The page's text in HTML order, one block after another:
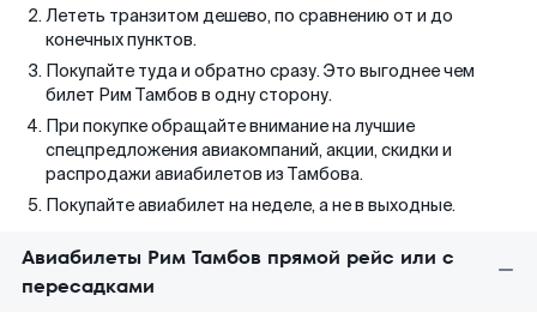
Лететь транзитом дешево, по сравнению от и до
конечных пунктов.
Покупайте туда и обратно сразу. Это выгоднее чем
билет Рим Тамбов в одну сторону.
При покупке обращайте внимание на лучшие
спецпредложения авиакомпаний, акции, скидки и
распродажи авиабилетов из Тамбова.
Покупайте авиабилет на неделе, а не в выходные.
Авиабилеты Рим Тамбов прямой рейс или с
пересадками